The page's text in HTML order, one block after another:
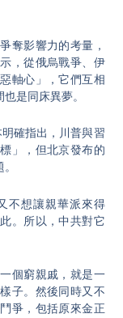
奪影響力的考量，
，從俄烏戰爭、伊
軸心」，它們互相
是同床異夢。
確指出，川普與習
」，但北京發布的
不想讓親華派來得
。所以，中共對它
個窮親戚，就是一
子。然後同時又不
爭，包括原來金正